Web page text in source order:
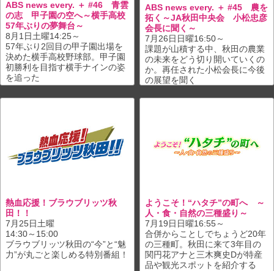
ABS news every. ＋ #46 青雲
の志 甲子園の空へ～横手高校
57年ぶりの夢舞台～
8月1日土曜14:25～
57年ぶり2回目の甲子園出場を
決めた横手高校野球部。甲子園
初勝利を目指す横手ナインの姿
を追った
ABS news every. ＋ #45 農を
拓く～JA秋田中央会 小松忠彦
会長に聞く～
7月26日日曜16:50～
課題が山積する中、秋田の農業
の未来をどう切り開いていくの
か。再任された小松会長に今後
の展望を聞く
熱血応援！ブラウブリッツ秋
田！！
7月25日土曜
14:30～15:00
ブラウブリッツ秋田の“今”と“魅
力”が丸ごと楽しめる特別番組！
ようこそ！“ハタチ”の町へ ～
人・食・自然の三種盛り～
7月19日日曜16:55～
合併からことしでちょうど20年
の三種町。秋田に来て3年目の
関円花アナと三木爽史Dが特産
品や観光スポットを紹介する